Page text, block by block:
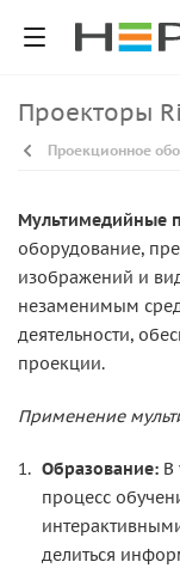
Проекторы
Проекционное
Мультимедийные
оборудование,
изображений и
незаменимым
деятельности,
проекции.
Применение
Образование: В
процесс
делиться